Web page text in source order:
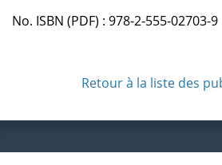
No. ISBN (PDF) : 978-2-555-02703-9
Retour à la liste des